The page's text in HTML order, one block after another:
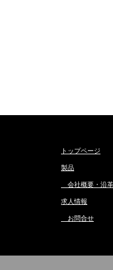
トップページ
製品
会社概要・沿革
求人情報
お問合せ